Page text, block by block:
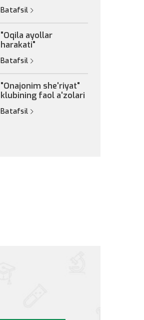
Batafsil
"Oqila ayollar
harakati"
Batafsil
"Onajonim she'riyat"
klubining faol a'zolari
Batafsil